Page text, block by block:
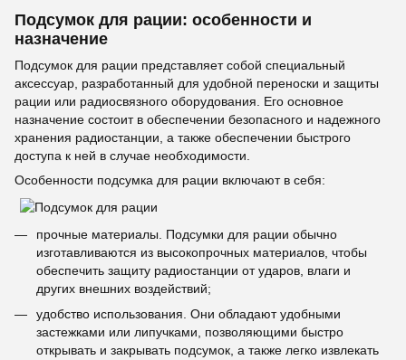
Подсумок для рации: особенности и
назначение
Подсумок для рации представляет собой специальный
аксессуар, разработанный для удобной переноски и защиты
рации или радиосвязного оборудования. Его основное
назначение состоит в обеспечении безопасного и надежного
хранения радиостанции, а также обеспечении быстрого
доступа к ней в случае необходимости.
Особенности подсумка для рации включают в себя:
прочные материалы. Подсумки для рации обычно
изготавливаются из высокопрочных материалов, чтобы
обеспечить защиту радиостанции от ударов, влаги и
других внешних воздействий;
удобство использования. Они обладают удобными
застежками или липучками, позволяющими быстро
открывать и закрывать подсумок, а также легко извлекать